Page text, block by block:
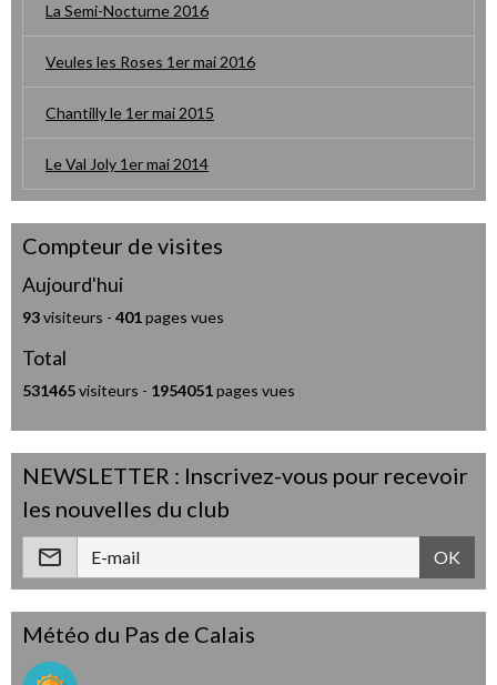
La Semi-Nocturne 2016
Veules les Roses 1er mai 2016
Chantilly le 1er mai 2015
Le Val Joly 1er mai 2014
Compteur de visites
Aujourd'hui
93visiteurs - 401pages vues
Total
531465visiteurs - 1954051pages vues
NEWSLETTER : Inscrivez-vous pour recevoir
les nouvelles du club
OK
Météo du Pas de Calais